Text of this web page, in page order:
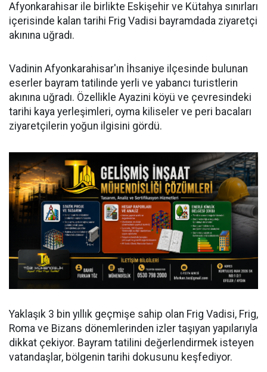
Afyonkarahisar ile birlikte Eskişehir ve Kütahya sınırları
içerisinde kalan tarihi Frig Vadisi bayramdada ziyaretçi
akınına uğradı.
Vadinin Afyonkarahisar'ın İhsaniye ilçesinde bulunan
eserler bayram tatilinde yerli ve yabancı turistlerin
akınına uğradı. Özellikle Ayazini köyü ve çevresindeki
tarihi kaya yerleşimleri, oyma kiliseler ve peri bacaları
ziyaretçilerin yoğun ilgisini gördü.
Yaklaşık 3 bin yıllık geçmişe sahip olan Frig Vadisi, Frig,
Roma ve Bizans dönemlerinden izler taşıyan yapılarıyla
dikkat çekiyor. Bayram tatilini değerlendirmek isteyen
vatandaşlar, bölgenin tarihi dokusunu keşfediyor.